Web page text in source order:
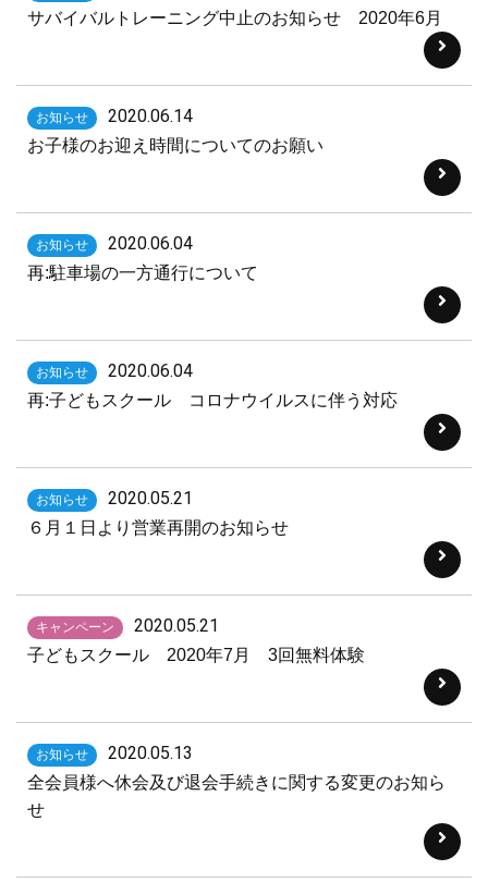
サバイバルトレーニング中止のお知らせ 2020年6月
お知らせ 2020.06.14
お子様のお迎え時間についてのお願い
お知らせ 2020.06.04
再:駐車場の一方通行について
お知らせ 2020.06.04
再:子どもスクール コロナウイルスに伴う対応
お知らせ 2020.05.21
６月１日より営業再開のお知らせ
キャンペーン 2020.05.21
子どもスクール 2020年7月 3回無料体験
お知らせ 2020.05.13
全会員様へ休会及び退会手続きに関する変更のお知ら
せ